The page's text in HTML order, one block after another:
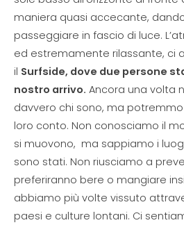
maniera quasi accecante,
passeggiare in fascio di luce.
ed estremamente rilassante, ci
il Surfside, dove due persone
nostro arrivo. Ancora una volta
davvero chi sono, ma
loro conto. Non conosciamo il
si muovono, ma sappiamo i
sono stati. Non riusciamo a
preferiranno bere o mangiare
abbiamo più volte vissuto
paesi e culture lontani. Ci